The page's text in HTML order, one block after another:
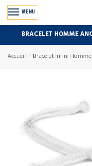
MENU
BRACELET HOMME
Accueil / Bracelet Infini Homme